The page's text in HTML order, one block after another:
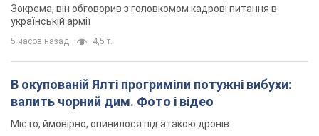
Зокрема, він обговорив з головкомом кадрові питання в
українській армії
5 часов назад 4,5 т.
В окупованій Ялті прогриміли потужні вибухи:
валить чорний дим. Фото і відео
Місто, ймовірно, опинилося під атакою дронів